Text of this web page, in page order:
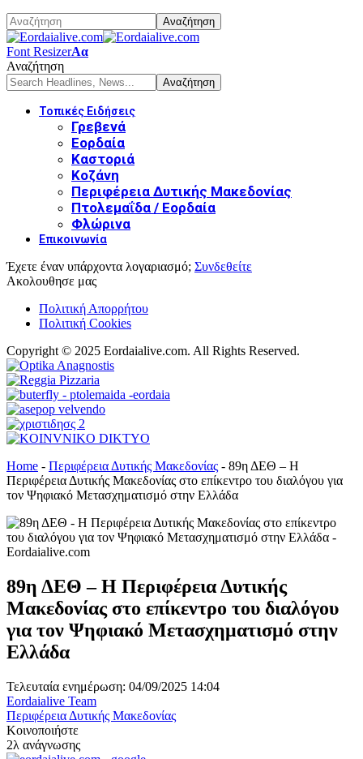
Font ResizerΑα
Αναζήτηση
Τοπικές Ειδήσεις
Γρεβενά
Εορδαία
Καστοριά
Κοζάνη
Περιφέρεια Δυτικής Μακεδονίας
Πτολεμαΐδα / Εορδαία
Φλώρινα
Επικοινωνία
Έχετε έναν υπάρχοντα λογαριασμό; Συνδεθείτε
Ακολουθησε μας
Πολιτική Απορρήτου
Πολιτική Cookies
Copyright © 2025 Eordaialive.com. All Rights Reserved.
Home - Περιφέρεια Δυτικής Μακεδονίας - 89η ΔΕΘ – Η
Περιφέρεια Δυτικής Μακεδονίας στο επίκεντρο του διαλόγου για
τον Ψηφιακό Μετασχηματισμό στην Ελλάδα
89η ΔΕΘ – Η Περιφέρεια Δυτικής
Μακεδονίας στο επίκεντρο του διαλόγου
για τον Ψηφιακό Μετασχηματισμό στην
Ελλάδα
Τελευταία ενημέρωση: 04/09/2025 14:04
Eordaialive Team
Περιφέρεια Δυτικής Μακεδονίας
Κοινοποιήστε
2λ ανάγνωσης